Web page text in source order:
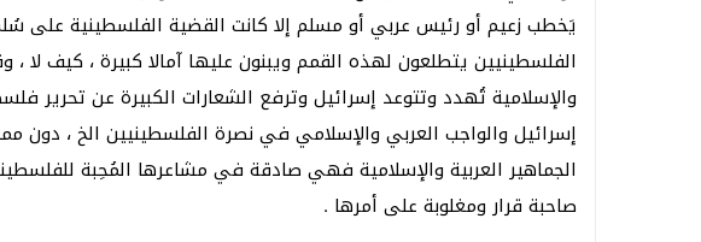
يَخطب زعيم أو رئيس عربي أو مسلم إلا كانت القضية الفلسطينية على
الفلسطينيين يتطلعون لهذه القمم ويبنون عليها آمالا كبيرة ، كيف لا ،
والإسلامية تُهدد وتتوعد إسرائيل وترفع الشعارات الكبيرة عن تحرير
إسرائيل والواجب العربي والإسلامي في نصرة الفلسطينيين الخ ، دون
الجماهير العربية والإسلامية فهي صادقة في مشاعرها المُحِبة
صاحبة قرار ومغلوبة على أمرها .